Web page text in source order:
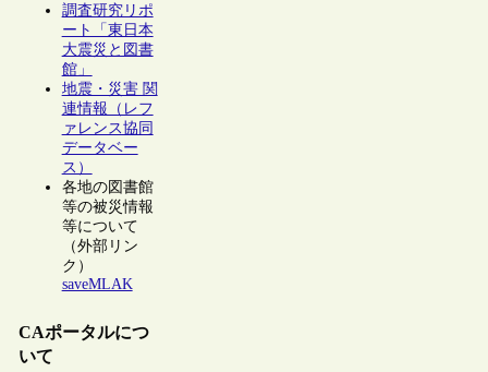
調査研究リポ
ート「東日本
大震災と図書
館」
地震・災害 関
連情報（レフ
ァレンス協同
データベー
ス）
各地の図書館
等の被災情報
等について
（外部リン
ク）
saveMLAK
CAポータルにつ
いて